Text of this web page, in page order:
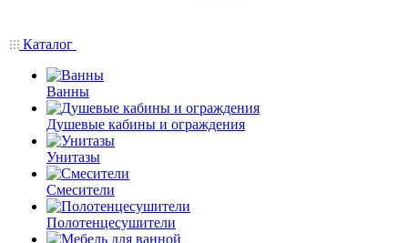
Каталог
Ванны
Душевые кабины и ограждения
Унитазы
Смесители
Полотенцесушители